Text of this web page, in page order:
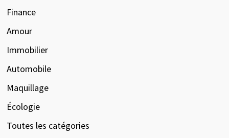
Finance
Amour
Immobilier
Automobile
Maquillage
Écologie
Toutes les catégories